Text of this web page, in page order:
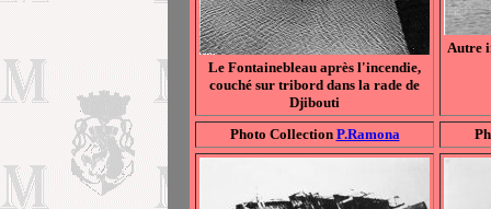
Le Fontainebleau après l'incendie,
couché sur tribord dans la rade de
Djibouti
Autre
Photo Collection P.Ramona